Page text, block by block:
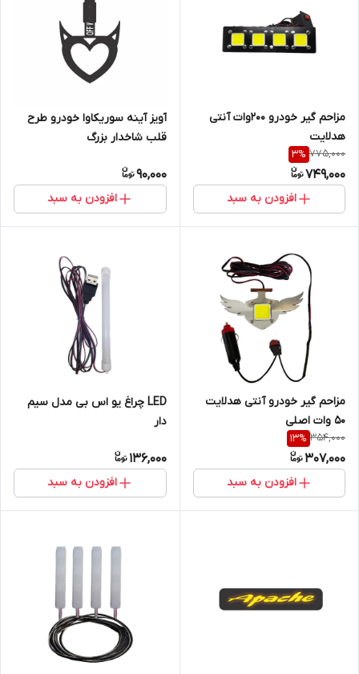
مزاحم گیر خودرو 200وات آنتی
هدلایت
775,000
3%
749,000
افزودن به سبد
آویز آینه سوریکاوا خودرو طرح
قلب شاخدار بزرگ
90,000
افزودن به سبد
مزاحم گیر خودرو آنتی هدلایت
50 وات اصلی
354,000
13%
307,000
افزودن به سبد
LED چراغ یو اس بی مدل سیم
دار
136,000
افزودن به سبد